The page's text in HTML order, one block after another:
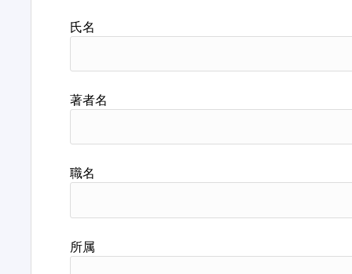
氏名
著者名
職名
所属